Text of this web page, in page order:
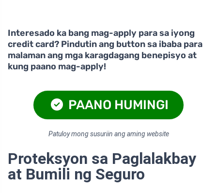
Interesado ka bang mag-apply para sa iyong
credit card? Pindutin ang button sa ibaba para
malaman ang mga karagdagang benepisyo at
kung paano mag-apply!
PAANO HUMINGI
Patuloy mong susuriin ang aming website
Proteksyon sa Paglalakbay
at Bumili ng Seguro